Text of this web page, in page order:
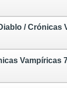
/ Crónicas
Vampíricas